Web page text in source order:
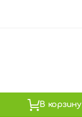
В корзину